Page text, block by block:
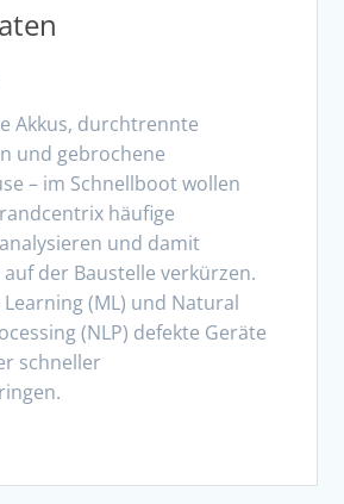
Akkus, durchtrennte
und gebrochene
– im Schnellboot wollen
häufige
und damit
der Baustelle verkürzen.
(ML) und Natural
(NLP) defekte Geräte
schneller